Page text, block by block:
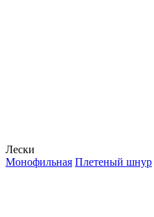
Лески
Монофильная Плетеный шнур